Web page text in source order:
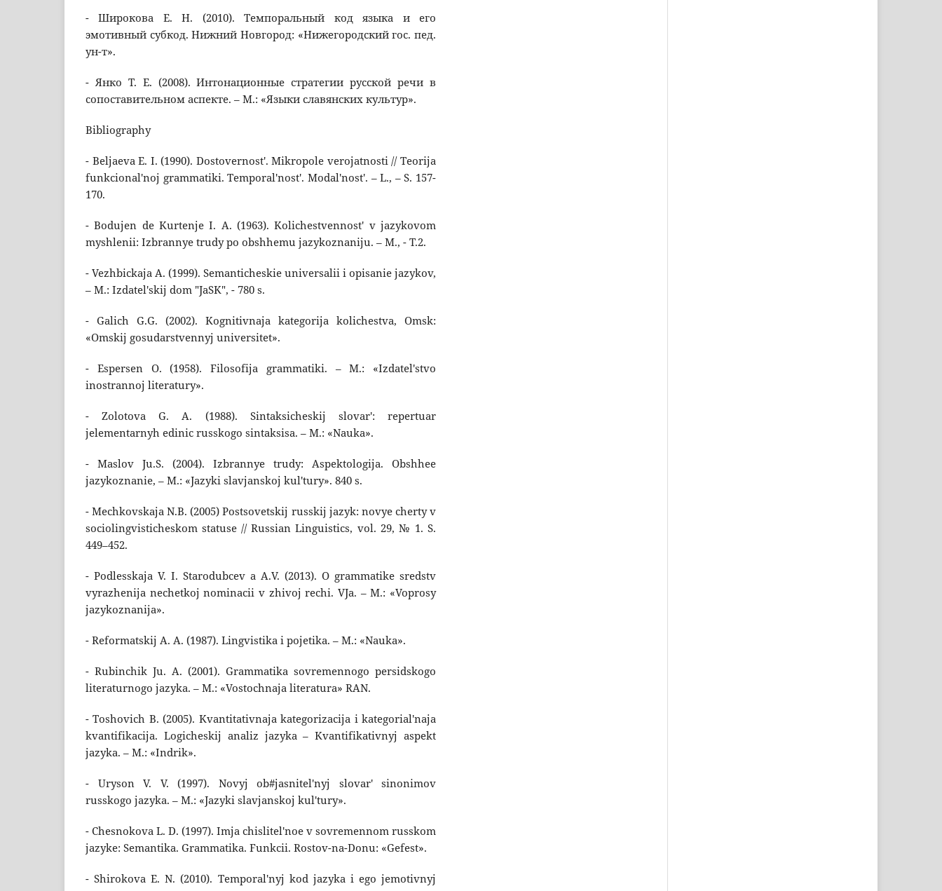
- Широкова Е. Н. (2010). Темпоральный код языка и его
эмотивный субкод. Нижний Новгород: «Нижегородский гос. пед.
ун-т».
- Янко Т. Е. (2008). Интонационные стратегии русской речи в
сопоставительном аспекте. – М.: «Языки славянских культур».
Bibliography
- Beljaeva E. I. (1990). Dostovernost'. Mikropole verojatnosti // Teorija
funkcional'noj grammatiki. Temporal'nost'. Modal'nost'. – L., – S. 157-
170.
- Bodujen de Kurtenje I. A. (1963). Kolichestvennost' v jazykovom
myshlenii: Izbrannye trudy po obshhemu jazykoznaniju. – M., - T.2.
- Vezhbickaja A. (1999). Semanticheskie universalii i opisanie jazykov,
– M.: Izdatel'skij dom "JaSK", - 780 s.
- Galich G.G. (2002). Kognitivnaja kategorija kolichestva, Omsk:
«Omskij gosudarstvennyj universitet».
- Espersen O. (1958). Filosofija grammatiki. – M.: «Izdatel'stvo
inostrannoj literatury».
- Zolotova G. A. (1988). Sintaksicheskij slovar': repertuar
jelementarnyh edinic russkogo sintaksisa. – M.: «Nauka».
- Maslov Ju.S. (2004). Izbrannye trudy: Aspektologija. Obshhee
jazykoznanie, – M.: «Jazyki slavjanskoj kul'tury». 840 s.
- Mechkovskaja N.B. (2005) Postsovetskij russkij jazyk: novye cherty v
sociolingvisticheskom statuse // Russian Linguistics, vol. 29, № 1. S.
449–452.
- Podlesskaja V. I. Starodubcev a A.V. (2013). O grammatike sredstv
vyrazhenija nechetkoj nominacii v zhivoj rechi. VJa. – M.: «Voprosy
jazykoznanija».
- Reformatskij A. A. (1987). Lingvistika i pojetika. – M.: «Nauka».
- Rubinchik Ju. A. (2001). Grammatika sovremennogo persidskogo
literaturnogo jazyka. – M.: «Vostochnaja literatura» RAN.
- Toshovich B. (2005). Kvantitativnaja kategorizacija i kategorial'naja
kvantifikacija. Logicheskij analiz jazyka – Kvantifikativnyj aspekt
jazyka. – M.: «Indrik».
- Uryson V. V. (1997). Novyj ob#jasnitel'nyj slovar' sinonimov
russkogo jazyka. – M.: «Jazyki slavjanskoj kul'tury».
- Chesnokova L. D. (1997). Imja chislitel'noe v sovremennom russkom
jazyke: Semantika. Grammatika. Funkcii. Rostov-na-Donu: «Gefest».
- Shirokova E. N. (2010). Temporal'nyj kod jazyka i ego jemotivnyj